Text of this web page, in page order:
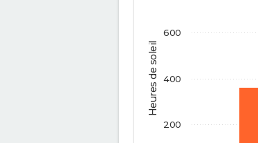
Heures de soleil
200
400
600